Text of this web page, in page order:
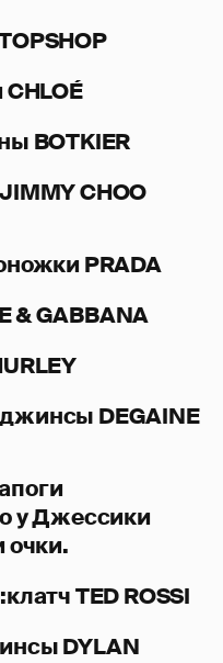
BOTKIER
CHOO
PRADA
& GABBANA
DEGAINE
у Джессики
очки.
TED ROSSI
DYLAN